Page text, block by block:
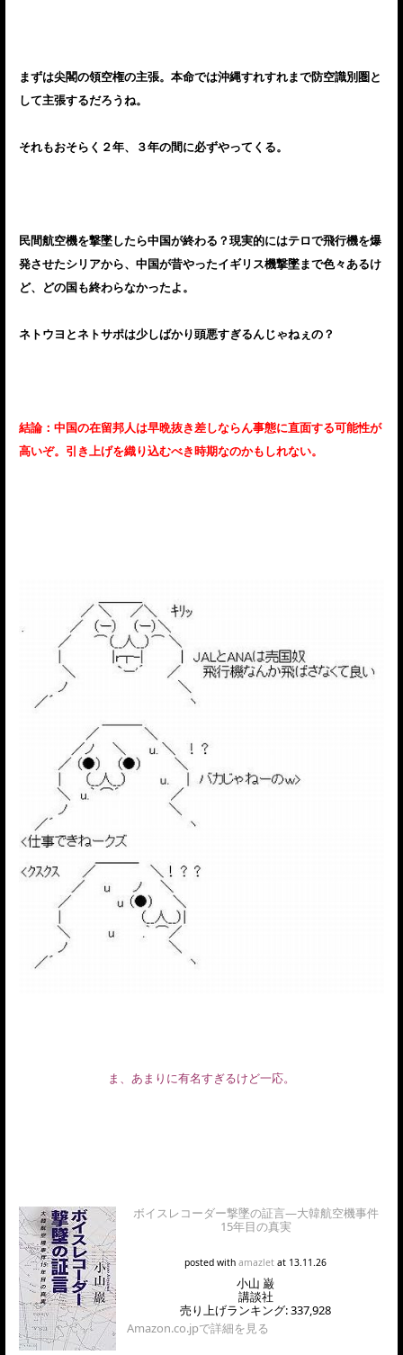
まずは尖閣の領空権の主張。本命では沖縄すれすれまで防空識別圏と
して主張するだろうね。
それもおそらく２年、３年の間に必ずやってくる。
民間航空機を撃墜したら中国が終わる？現実的にはテロで飛行機を爆
発させたシリアから、中国が昔やったイギリス機撃墜まで色々あるけ
ど、どの国も終わらなかったよ。
ネトウヨとネトサポは少しばかり頭悪すぎるんじゃねぇの？
結論：中国の在留邦人は早晩抜き差しならん事態に直面する可能性が
高いぞ。引き上げを織り込むべき時期なのかもしれない。
ま、あまりに有名すぎるけど一応。
ボイスレコーダー撃墜の証言―大韓航空機事件
15年目の真実
posted with amazlet at 13.11.26
小山 巌
講談社
売り上げランキング: 337,928
Amazon.co.jpで詳細を見る